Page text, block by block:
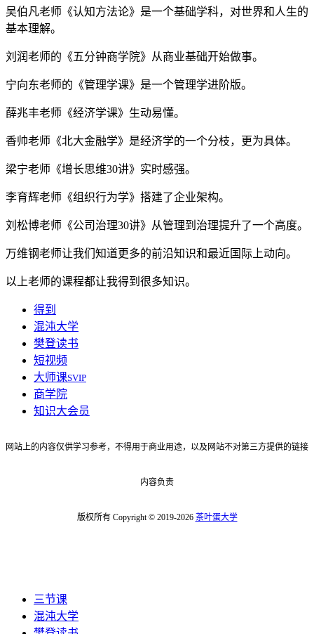
吴伯凡老师《认知方法论》是一个基础学科，对世界和人生的
基本理解。
刘润老师的《五分钟商学院》从商业基础开始做事。
宁向东老师的《管理学课》是一个管理学进阶版。
薛兆丰老师《经济学课》生动易懂。
香帅老师《北大金融学》是经济学的一个分枝，更为具体。
梁宁老师《增长思维30讲》实时感强。
李育辉老师《组织行为学》搭建了企业架构。
刘松博老师《公司治理30讲》从管理到治理提升了一个高度。
万维钢老师让我们知道更多的前沿知识和最近国际上动向。
以上老师的课程都让我得到很多知识。
得到
混沌大学
樊登读书
短视频
大师课SVIP
商学院
知识大会员
网站上的内容仅供学习参考，不得用于商业用途，以及网站不对第三方提供的链接
内容负责
版权所有 Copyright © 2019-2026 茶叶蛋大学
三节课
混沌大学